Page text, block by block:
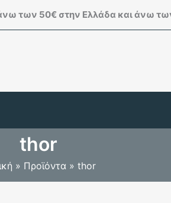
των 50€ στην Ελλάδα και άνω
thor
Προϊόντα thor